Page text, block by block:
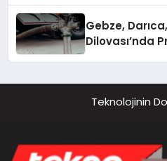
Gebze,
Dilovası’nda
Teknolojinin